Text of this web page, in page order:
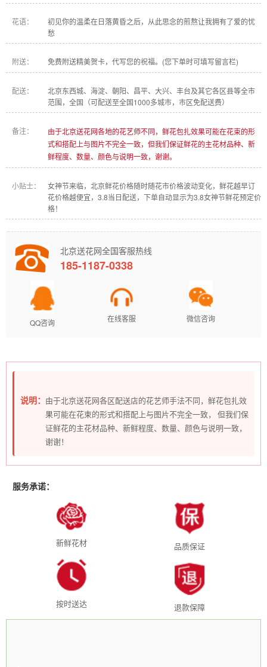
花语：
初见你的温柔在日落黄昏之后，从此思念的煎熬让我拥有了爱的忧
愁
附送： 免费附送精美贺卡，代写您的祝福。(您下单时可填写留言栏)
配送：
北京东西城、海淀、朝阳、昌平、大兴、丰台及其它各区县等全市
范围，全国（可配送至全国1000多城市，市区免配送费）
备注：
由于北京送花网各地的花艺师不同，鲜花包扎效果可能在花束的形
式和搭配上与图片不完全一致，但我们保证鲜花的主花材品种、新
鲜程度、数量、颜色与说明一致，谢谢。
小贴士：
女神节来临，北京鲜花价格随时随花市价格波动变化，鲜花越早订
花价格越便宜，3.8当日配送，下单自动显示为3.8女神节鲜花预定价
格！
北京送花网全国客服热线
185-1187-0338
QQ咨询 在线客服 微信咨询
说明： 由于北京送花网各区配送店的花艺师手法不同，鲜花包扎效
果可能在花束的形式和搭配上与图片不完全一致， 但我们保
证鲜花的主花材品种、新鲜程度、数量、颜色与说明一致，
谢谢！
服务承诺：
新鲜花材 品质保证
按时送达 退款保障